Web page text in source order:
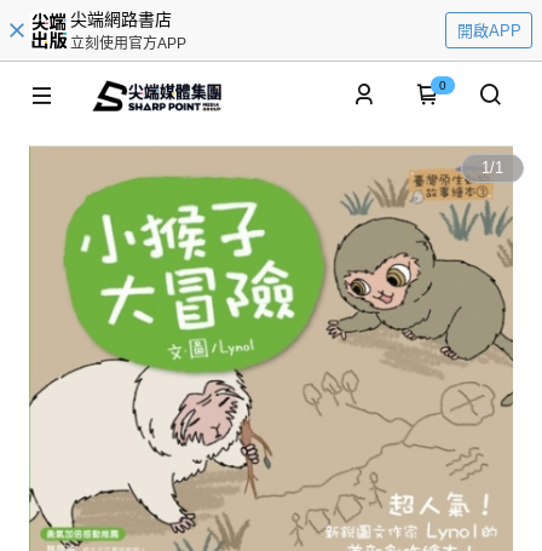
尖端網路書店
立刻使用官方APP
開啟APP
0
1/1